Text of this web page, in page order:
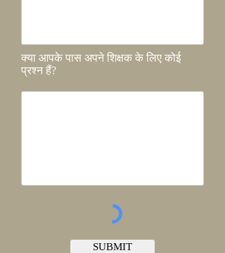
क्या आपके पास अपने शिक्षक के लिए कोई
प्रश्न हैं?
SUBMIT